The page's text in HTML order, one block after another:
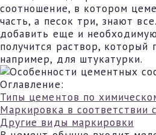
соотношение, в котором
часть, а песок три, знают
добавить еще и
получится раствор, который
например, для штукатурки.
Оглавление:
Типы цементов по
Маркировка в соответствии
Другие виды маркировки